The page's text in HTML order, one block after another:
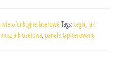
wielofunkcyjne laserowe Tags: cegła, jak
muszla klozetowa, panele tapicerowane